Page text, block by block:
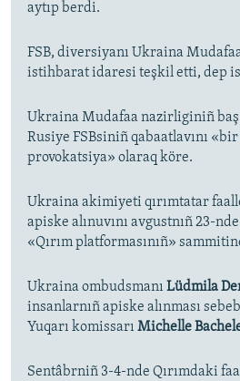
aytıp berdi.
FSB, diversiyanı Ukraina
istihbarat idaresi teşkil etti, dep
Ukraina Mudafaa nazirliginiñ
Rusiye FSBsiniñ qabaatlavını «bir
provokatsiya» olaraq köre.
Ukraina akimiyeti qırımtatar
apiske alınuvını avgustnıñ 23-
«Qırım platformasınıñ»
Ukraina ombudsmanı Lüdmila
insanlarnıñ apiske alınması
Yuqarı komissarı Michelle
Sentâbrniñ 3-4-nde Qırımdaki